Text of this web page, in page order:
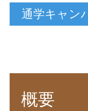
通学キャ
概要